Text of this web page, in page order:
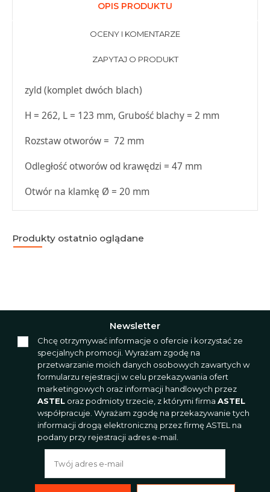
OPIS PRODUKTU
OCENY I KOMENTARZE
ZAPYTAJ O PRODUKT
zyld (komplet dwóch blach)
H = 262, L = 123 mm, Grubość blachy = 2 mm
Rozstaw otworów = 72 mm
Odległość otworów od krawędzi = 47 mm
Otwór na klamkę Ø = 20 mm
Produkty ostatnio oglądane
Newsletter
Chcę otrzymywać informacje o ofercie i korzystać ze
specjalnych promocji. Wyrażam zgodę na
przetwarzanie moich danych osobowych zawartych w
formularzu rejestracji w celu przekazywania ofert
marketingowych oraz informacji handlowych przez
ASTEL oraz podmioty trzecie, z którymi firma ASTEL
współpracuje. Wyrażam zgodę na przekazywanie tych
informacji drogą elektroniczną przez firmę ASTEL na
podany przy rejestracji adres e-mail.